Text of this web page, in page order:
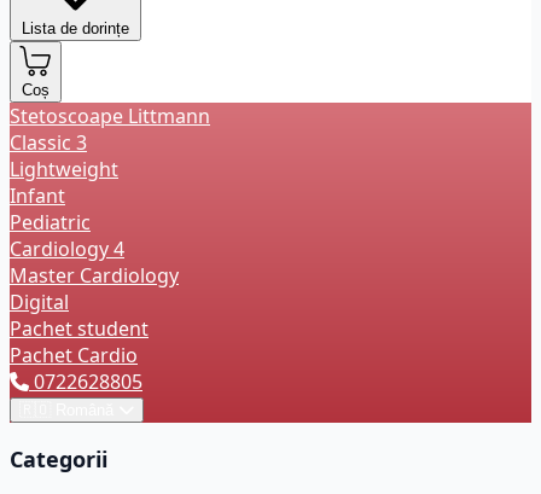
Lista de dorințe
Coș
Stetoscoape Littmann
Classic 3
Lightweight
Infant
Pediatric
Cardiology 4
Master Cardiology
Digital
Pachet student
Pachet Cardio
0722628805
Categorii